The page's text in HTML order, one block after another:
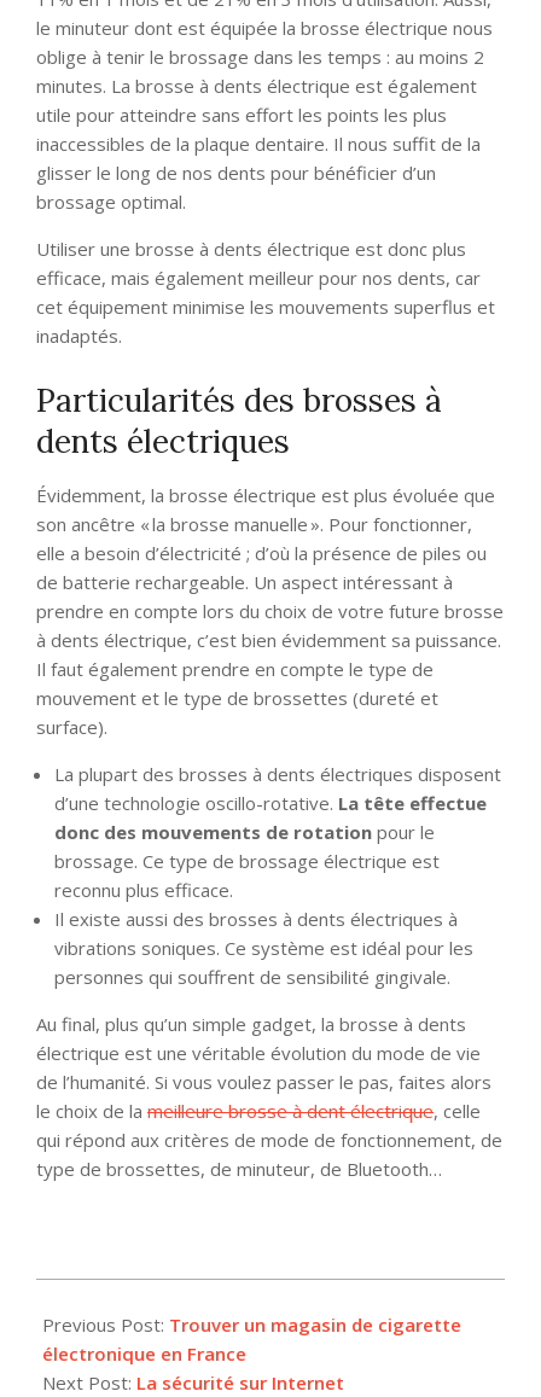
le minuteur dont est équipée la brosse électrique nous
oblige à tenir le brossage dans les temps : au moins 2
minutes. La brosse à dents électrique est également
utile pour atteindre sans effort les points les plus
inaccessibles de la plaque dentaire. Il nous suffit de la
glisser le long de nos dents pour bénéficier d’un
brossage optimal.
Utiliser une brosse à dents électrique est donc plus
efficace, mais également meilleur pour nos dents, car
cet équipement minimise les mouvements superflus et
inadaptés.
Particularités des brosses à
dents électriques
Évidemment, la brosse électrique est plus évoluée que
son ancêtre « la brosse manuelle ». Pour fonctionner,
elle a besoin d’électricité ; d’où la présence de piles ou
de batterie rechargeable. Un aspect intéressant à
prendre en compte lors du choix de votre future brosse
à dents électrique, c’est bien évidemment sa puissance.
Il faut également prendre en compte le type de
mouvement et le type de brossettes (dureté et
surface).
La plupart des brosses à dents électriques disposent
d’une technologie oscillo-rotative. La tête effectue
donc des mouvements de rotation pour le
brossage. Ce type de brossage électrique est
reconnu plus efficace.
Il existe aussi des brosses à dents électriques à
vibrations soniques. Ce système est idéal pour les
personnes qui souffrent de sensibilité gingivale.
Au final, plus qu’un simple gadget, la brosse à dents
électrique est une véritable évolution du mode de vie
de l’humanité. Si vous voulez passer le pas, faites alors
le choix de la meilleure brosse à dent électrique, celle
qui répond aux critères de mode de fonctionnement, de
type de brossettes, de minuteur, de Bluetooth…
03-
11
Previous Post: Trouver un magasin de cigarette
électronique en France
Next Post: La sécurité sur Internet